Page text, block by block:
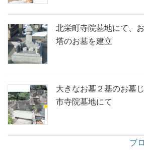
北栄町寺院墓地にて、
塔のお墓を建立
大きなお墓２基のお墓
市寺院墓地にて
ブ